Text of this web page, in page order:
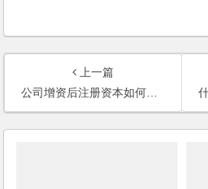
上一篇
公司增资后注册资本如何计算？外资投入的100万资金相应可以获得多少股权？股东之间协商确定股权比例是否可以？
什